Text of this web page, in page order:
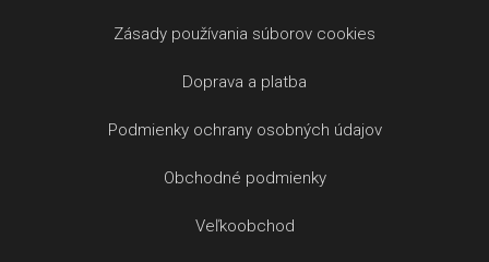
Zásady používania súborov cookies
Doprava a platba
Podmienky ochrany osobných údajov
Obchodné podmienky
Veľkoobchod